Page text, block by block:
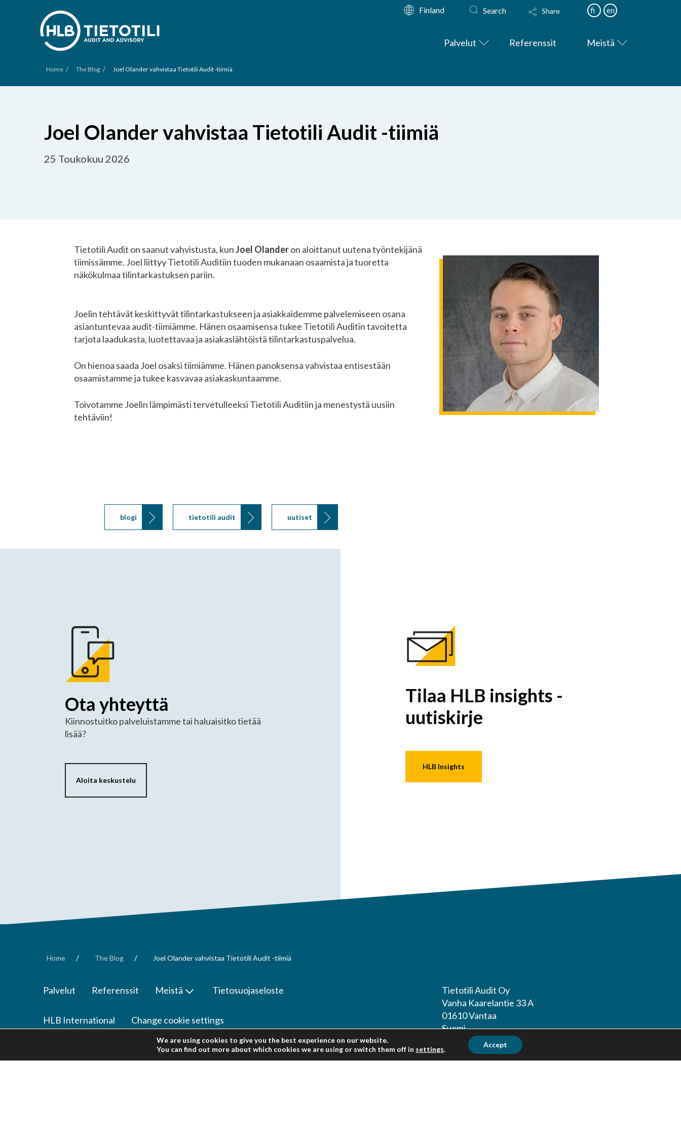
Finland Search Share fi en
Palvelut Referenssit Meistä
Home / The Blog / Joel Olander vahvistaa Tietotili Audit -tiimiä
Joel Olander vahvistaa Tietotili Audit -tiimiä
25 Toukokuu 2026
Tietotili Audit on saanut vahvistusta, kunJoel Olanderon aloittanut uutena työntekijänä
tiimissämme. Joel liittyy Tietotili Auditiin tuoden mukanaan osaamista ja tuoretta
näkökulmaa tilintarkastuksen pariin.
Joelin tehtävät keskittyvät tilintarkastukseen ja asiakkaidemme palvelemiseen osana
asiantuntevaa audit-tiimiämme. Hänen osaamisensa tukee Tietotili Auditin tavoitetta
tarjota laadukasta, luotettavaa ja asiakaslähtöistä tilintarkastuspalvelua.
On hienoa saada Joel osaksi tiimiämme. Hänen panoksensa vahvistaa entisestään
osaamistamme ja tukee kasvavaa asiakaskuntaamme.
Toivotamme Joelin lämpimästi tervetulleeksi Tietotili Auditiin ja menestystä uusiin
tehtäviin!
blogi tietotili audit uutiset
Ota yhteyttä
Kiinnostuitko palveluistamme tai haluaisitko tietää
lisää?
Aloita keskustelu
Tilaa HLB insights -
uutiskirje
HLB Insights
Home / The Blog / Joel Olander vahvistaa Tietotili Audit -tiimiä
Palvelut Referenssit Meistä Tietosuojaseloste
HLB International Change cookie settings
Tietotili Audit Oy
Vanha Kaarelantie 33 A
01610 Vantaa
Suomi
Urpo Salo puh. 0400 452 218
We are using cookies to give you the best experience on our website.
You can find out more about which cookies we are using or switch them off in settings.
Accept